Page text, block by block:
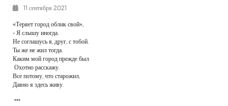
РЕКЛАМОДАТЕЛЯМ
ОБЪЯВЛЕНИЯ
КОНТАКТЫ
11 сентября 2021
«Теряет город облик свой»,
- Я слышу иногда.
Не соглашусь я, друг, с тобой.
Ты же не жил тогда.
Каким мой город прежде был
Охотно расскажу.
Все потому, что старожил,
Давно я здесь живу.
***